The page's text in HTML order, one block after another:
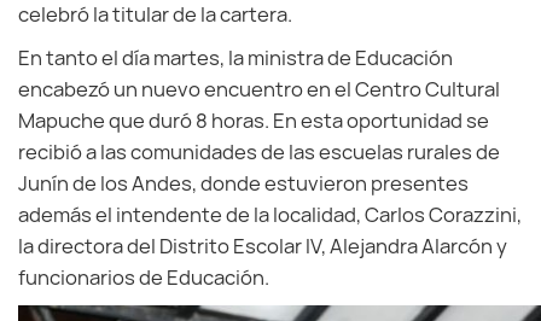
celebró la titular de la cartera.
En tanto el día martes, la ministra de Educación
encabezó un nuevo encuentro en el Centro Cultural
Mapuche que duró 8 horas. En esta oportunidad se
recibió a las comunidades de las escuelas rurales de
Junín de los Andes, donde estuvieron presentes
además el intendente de la localidad, Carlos Corazzini,
la directora del Distrito Escolar IV, Alejandra Alarcón y
funcionarios de Educación.